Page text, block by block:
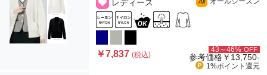
レディース
￥7,837(税込)
43～46% OFF
参考価格￥13,750-
1%ポイント 還元